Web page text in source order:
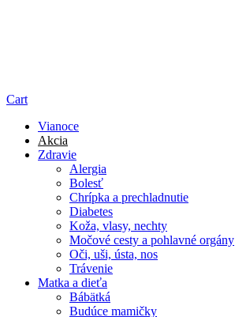
Cart
Vianoce
Akcia
Zdravie
Alergia
Bolesť
Chrípka a prechladnutie
Diabetes
Koža, vlasy, nechty
Močové cesty a pohlavné orgány
Oči, uši, ústa, nos
Trávenie
Matka a dieťa
Bábätká
Budúce mamičky